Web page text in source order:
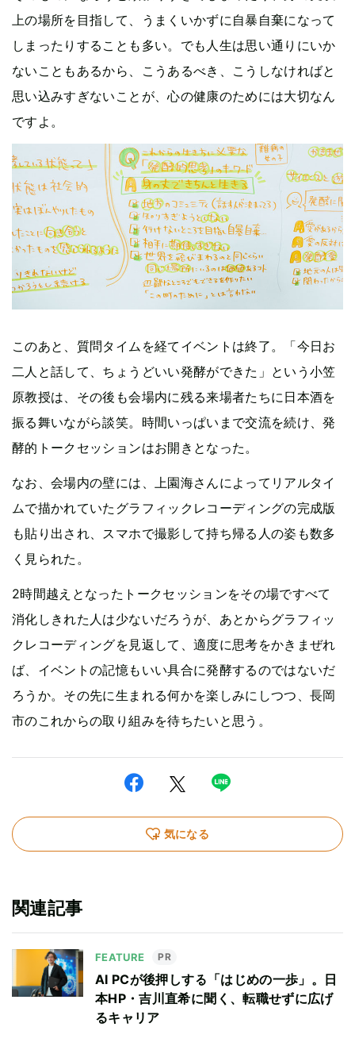
上の場所を目指して、うまくいかずに自暴自棄になって
しまったりすることも多い。でも人生は思い通りにいか
ないこともあるから、こうあるべき、こうしなければと
思い込みすぎないことが、心の健康のためには大切なん
ですよ。
このあと、質問タイムを経てイベントは終了。「今日お
二人と話して、ちょうどいい発酵ができた」という小笠
原教授は、その後も会場内に残る来場者たちに日本酒を
振る舞いながら談笑。時間いっぱいまで交流を続け、発
酵的トークセッションはお開きとなった。
なお、会場内の壁には、上園海さんによってリアルタイ
ムで描かれていたグラフィックレコーディングの完成版
も貼り出され、スマホで撮影して持ち帰る人の姿も数多
く見られた。
2時間越えとなったトークセッションをその場ですべて
消化しきれた人は少ないだろうが、あとからグラフィッ
クレコーディングを見返して、適度に思考をかきまぜれ
ば、イベントの記憶もいい具合に発酵するのではないだ
ろうか。その先に生まれる何かを楽しみにしつつ、長岡
市のこれからの取り組みを待ちたいと思う。
気になる
関連記事
FEATURE PR
AI PCが後押しする「はじめの一歩」。日
本HP・吉川直希に聞く、転職せずに広げ
るキャリア